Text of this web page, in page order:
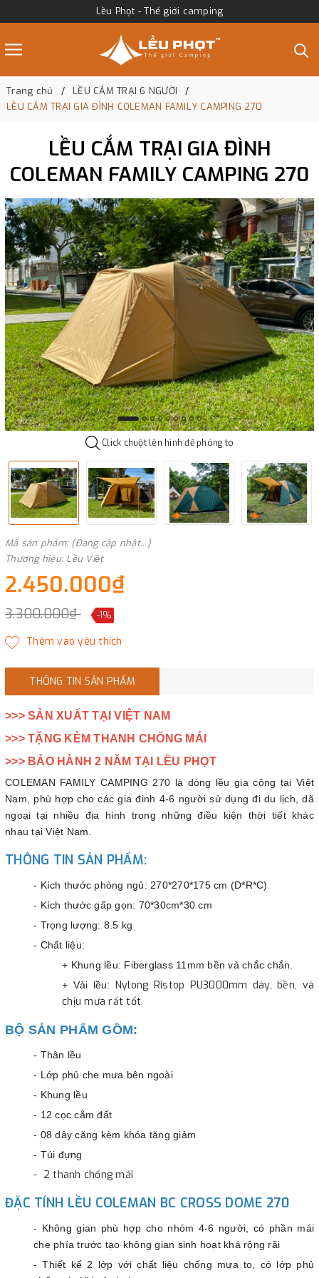
Lều Phọt - Thế giới camping
Trang chủ
LỀU CẮM TRẠI 6 NGƯỜI
LỀU CẮM TRẠI GIA ĐÌNH COLEMAN FAMILY CAMPING 270
LỀU CẮM TRẠI GIA ĐÌNH
COLEMAN FAMILY CAMPING 270
Click chuột lên hình để phóng to
Mã sản phẩm: (Đang cập nhật...)
Thương hiệu: Lều Việt
2.450.000₫
3.300.000₫ -1%
THÔNG TIN SẢN PHẨM
>>> SẢN XUẤT TẠI VIỆT NAM
>>> TẶNG KÈM THANH CHỐNG MÁI
>>> BẢO HÀNH 2 NĂM TẠI LỀU PHỌT
COLEMAN FAMILY CAMPING 270 là dòng lều gia công tại Việt
Nam, phù hợp cho các gia đinh 4-6 người sử dụng đi du lịch, dã
ngoại tại nhiều địa hình trong những điều kiện thời tiết khác
nhau tại Việt Nam.
THÔNG TIN SẢN PHẨM:
- Kích thước phòng ngủ: 270*270*175 cm (D*R*C)
- Kích thước gấp gọn: 70*30cm*30 cm
- Trọng lượng: 8.5 kg
- Chất liệu:
+ Khung lều: Fiberglass 11mm bền và chắc chắn.
+ Vải lều: Nylong Ristop PU3000mm dày, bền, và
chịu mưa rất tốt
BỘ SẢN PHẨM GỒM:
- Thân lều
- Lớp phủ che mưa bên ngoài
- Khung lều
- 12 cọc cắm đất
- 08 dây căng kèm khóa tăng giảm
- Túi đựng
- 2 thanh chống mái
ĐẶC TÍNH LỀU COLEMAN BC CROSS DOME 270
- Không gian phù hợp cho nhóm 4-6 người, có phần mái
che phía trước tạo không gian sinh hoạt khá rộng rãi
- Thiết kế 2 lớp với chất liệu chống mưa to, có lớp phủ